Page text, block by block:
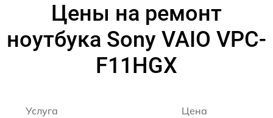
Цены на ремонт
ноутбука Sony VAIO VPC-
F11HGX
Услуга Цена